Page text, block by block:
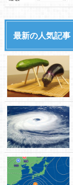
最新の人気記事